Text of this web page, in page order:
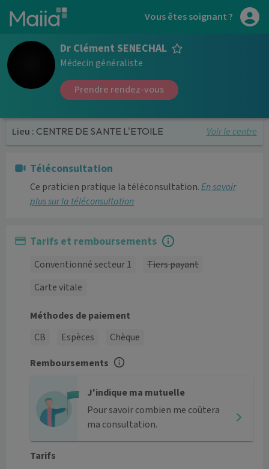
Aller au contenu principal Vous êtes soignant ?
Dr Clément SENECHAL
Médecin généraliste
Prendre rendez-vous
Lieu : CENTRE DE SANTE L'ETOILE Voir le centre
Téléconsultation
Ce praticien pratique la téléconsultation.En savoir
plus sur la téléconsultation
Tarifs et remboursements
Conventionné secteur 1
Tiers payant
Carte vitale
Méthodes de paiement
CB
Espèces
Chèque
Remboursements
J'indique ma mutuelle
Pour savoir combien me coûtera
ma consultation.
Tarifs